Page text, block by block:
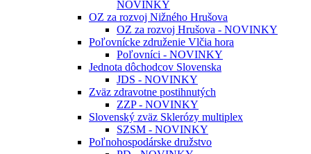
NOVINKY
OZ za rozvoj Nižného Hrušova
OZ za rozvoj Hrušova - NOVINKY
Poľovnícke združenie Vlčia hora
Poľovníci - NOVINKY
Jednota dôchodcov Slovenska
JDS - NOVINKY
Zväz zdravotne postihnutých
ZZP - NOVINKY
Slovenský zväz Sklerózy multiplex
SZSM - NOVINKY
Poľnohospodárske družstvo